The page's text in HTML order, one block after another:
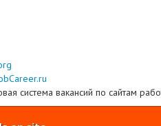
система вакансий по сайтам